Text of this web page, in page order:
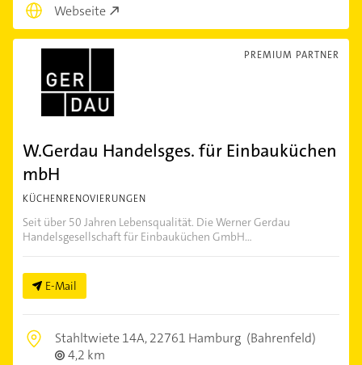
Webseite
PREMIUM PARTNER
W.Gerdau Handelsges. für Einbauküchen
mbH
KÜCHENRENOVIERUNGEN
Seit über 50 Jahren Lebensqualität. Die Werner Gerdau
Handelsgesellschaft für Einbauküchen GmbH...
E-Mail
Stahltwiete 14A,22761 Hamburg (Bahrenfeld)
4,2 km